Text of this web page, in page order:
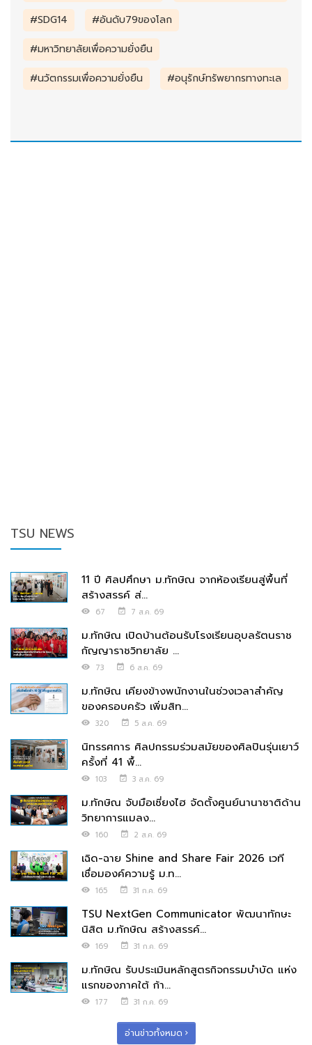
#SDG14
#อันดับ79ของโลก
#มหาวิทยาลัยเพื่อความยั่งยืน
#นวัตกรรมเพื่อความยั่งยืน
#อนุรักษ์ทรัพยากรทางทะเล
TSU NEWS
11 ปี ศิลปศึกษา ม.ทักษิณ จากห้องเรียนสู่พื้นที่
สร้างสรรค์ ส่...
67 7 ส.ค. 69
ม.ทักษิณ เปิดบ้านต้อนรับโรงเรียนอุบลรัตนราช
กัญญาราชวิทยาลัย ...
73 6 ส.ค. 69
ม.ทักษิณ เคียงข้างพนักงานในช่วงเวลาสำคัญ
ของครอบครัว เพิ่มสิท...
320 5 ส.ค. 69
นิทรรศการ ศิลปกรรมร่วมสมัยของศิลปินรุ่นเยาว์
ครั้งที่ 41 พื้...
103 3 ส.ค. 69
ม.ทักษิณ จับมือเซี่ยงไฮ จัดตั้งศูนย์นานาชาติด้าน
วิทยาการแมลง...
160 2 ส.ค. 69
เฉิด-ฉาย Shine and Share Fair 2026 เวที
เชื่อมองค์ความรู้ ม.ท...
165 31 ก.ค. 69
TSU NextGen Communicator พัฒนาทักษะ
นิสิต ม.ทักษิณ สร้างสรรค์...
169 31 ก.ค. 69
ม.ทักษิณ รับประเมินหลักสูตรกิจกรรมบำบัด แห่ง
แรกของภาคใต้ ก้า...
177 31 ก.ค. 69
อ่านข่าวทั้งหมด